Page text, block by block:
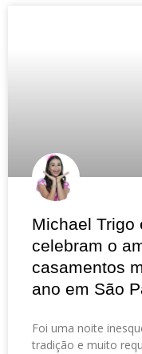
Michael Trigo
celebram o
casamentos
ano em São
Foi uma noite
tradição e muito